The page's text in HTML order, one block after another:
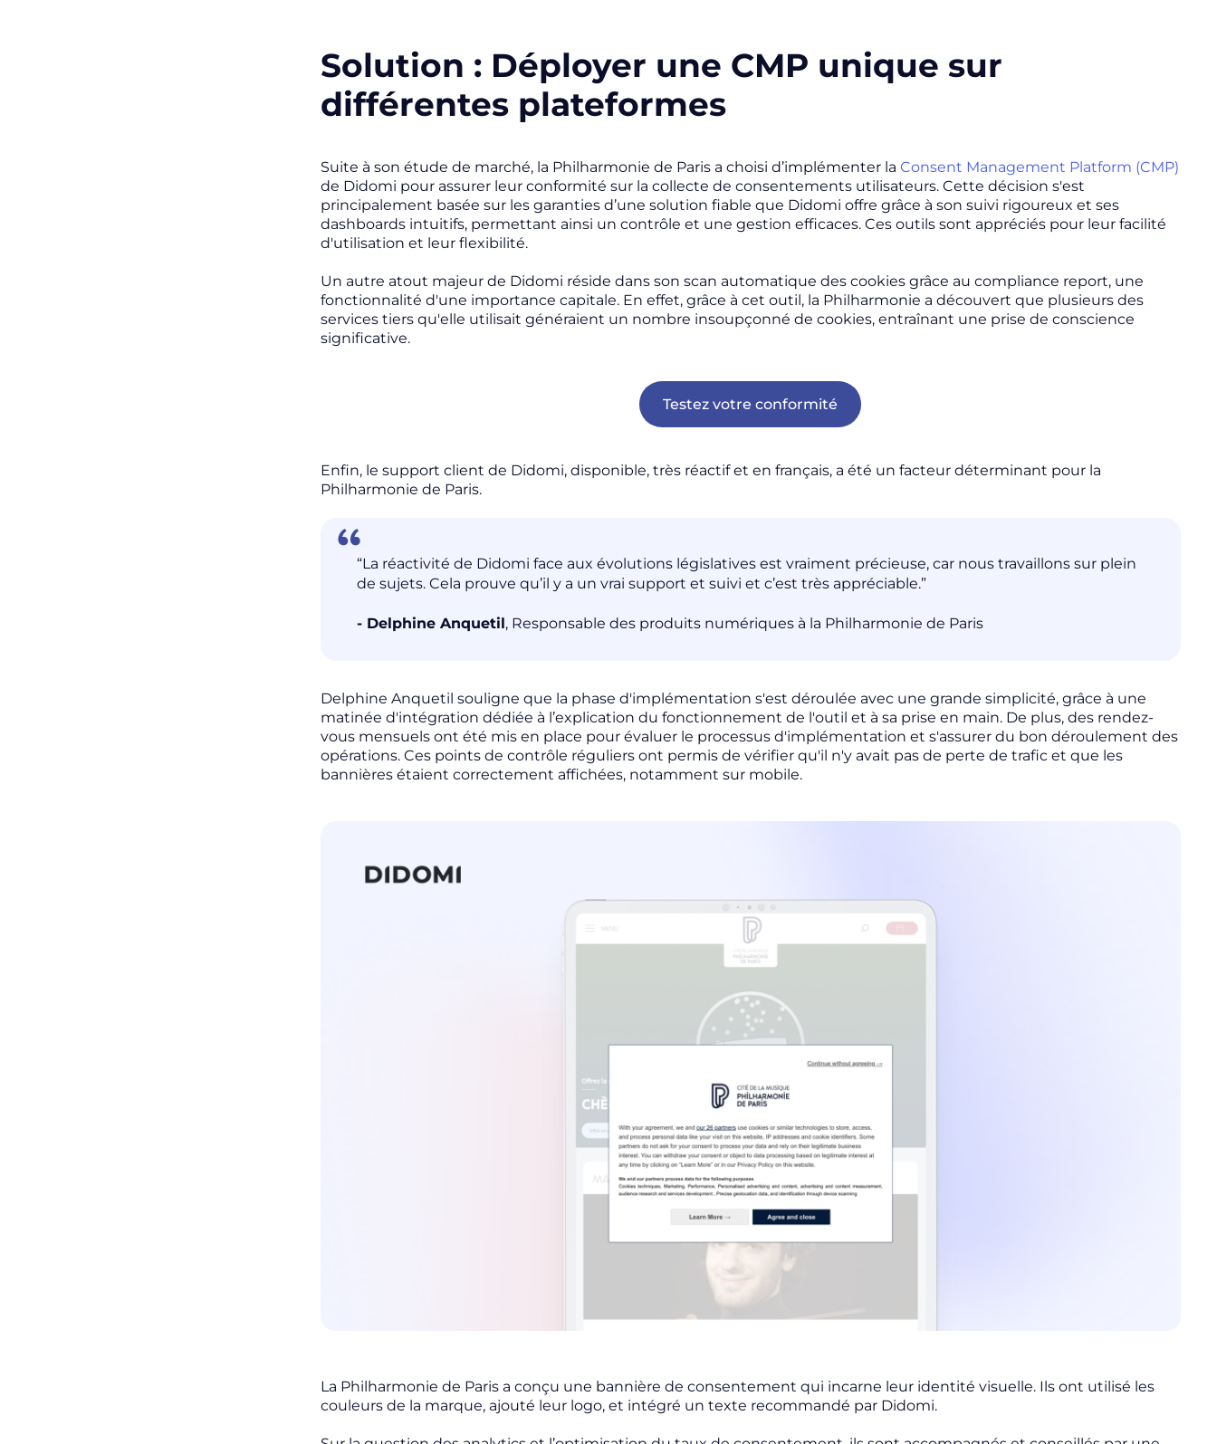
Solution : Déployer une CMP unique sur
différentes plateformes
Suite à son étude de marché, la Philharmonie de Paris a choisi d’implémenter la Consent Management Platform (CMP)
de Didomi pour assurer leur conformité sur la collecte de consentements utilisateurs. Cette décision s'est
principalement basée sur les garanties d’une solution fiable que Didomi offre grâce à son suivi rigoureux et ses
dashboards intuitifs, permettant ainsi un contrôle et une gestion efficaces. Ces outils sont appréciés pour leur facilité
d'utilisation et leur flexibilité.
Un autre atout majeur de Didomi réside dans son scan automatique des cookies grâce au compliance report, une
fonctionnalité d'une importance capitale. En effet, grâce à cet outil, la Philharmonie a découvert que plusieurs des
services tiers qu'elle utilisait généraient un nombre insoupçonné de cookies, entraînant une prise de conscience
significative.
Testez votre conformité
Enfin, le support client de Didomi, disponible, très réactif et en français, a été un facteur déterminant pour la
Philharmonie de Paris.
“La réactivité de Didomi face aux évolutions législatives est vraiment précieuse, car nous travaillons sur plein
de sujets. Cela prouve qu’il y a un vrai support et suivi et c’est très appréciable.”
- Delphine Anquetil, Responsable des produits numériques à la Philharmonie de Paris
Delphine Anquetil souligne que la phase d'implémentation s'est déroulée avec une grande simplicité, grâce à une
matinée d'intégration dédiée à l’explication du fonctionnement de l'outil et à sa prise en main. De plus, des rendez-
vous mensuels ont été mis en place pour évaluer le processus d'implémentation et s'assurer du bon déroulement des
opérations. Ces points de contrôle réguliers ont permis de vérifier qu'il n'y avait pas de perte de trafic et que les
bannières étaient correctement affichées, notamment sur mobile.
La Philharmonie de Paris a conçu une bannière de consentement qui incarne leur identité visuelle. Ils ont utilisé les
couleurs de la marque, ajouté leur logo, et intégré un texte recommandé par Didomi.